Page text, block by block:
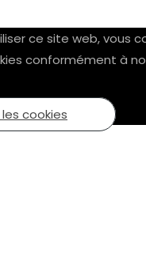
ce site web, vous
conformément à
cookies